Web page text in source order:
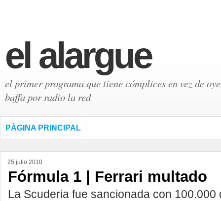
el alargue
el primer programa que tiene cómplices en vez de
baffa por radio la red
PÁGINA PRINCIPAL
25 julio 2010
Fórmula 1 | Ferrari multado
La Scuderia fue sancionada con 100.000